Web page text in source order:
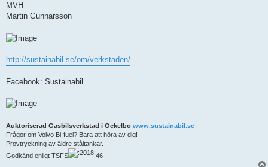
MVH
Martin Gunnarsson
http://sustainabil.se/om/verkstaden/
Facebook: Sustainabil
Auktoriserad Gasbilsverkstad i Ockelbo www.sustainabil.se
Frågor om Volvo Bi-fuel? Bara att höra av dig!
Provtryckning av äldre ståltankar.
Godkänd enligt TSFS
46